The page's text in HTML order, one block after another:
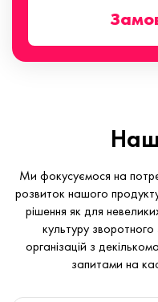
Ми фокусуємося на
розвиток нашого
рішення як для
культуру зворотного
організацій з
запитами на